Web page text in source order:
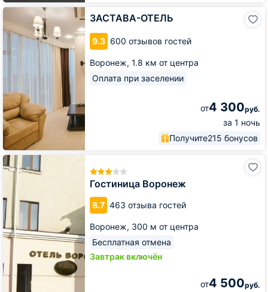
ЗАСТАВА-ОТЕЛЬ
9.3 600 отзывов гостей
Воронеж, 1.8 км от центра
Оплата при заселении
от4 300руб.
за 1 ночь
Получите215 бонусов
ЗАСТАВА-
Гостиница Воронеж
8.7 463 отзыва гостей
Воронеж, 300 м от центра
Бесплатная отмена
Завтрак включён
от4 500руб.
Гостиница
Воронеж